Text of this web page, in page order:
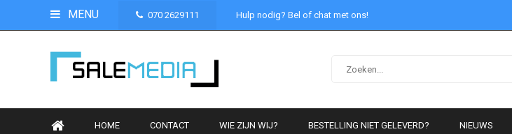
MENU 070 2629111 Hulp nodig? Bel of chat met ons!
HOME CONTACT WIE ZIJN WIJ? BESTELLING NIET GELEVERD? NIEUWS